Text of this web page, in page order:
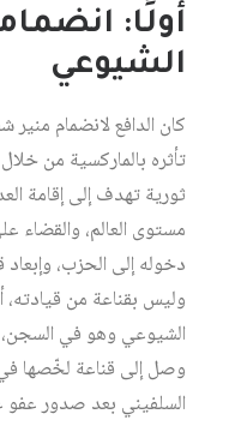
أولًا:
الشيوعي
كان الدافع لانضمام
تأثره بالماركسية من
ثورية تهدف إلى إقامة
مستوى العالم، والقضاء
دخوله إلى الحزب، وإبعاد
وليس بقناعة من
الشيوعي وهو في
وصل إلى قناعة لخّصها
السلفيني بعد صدور